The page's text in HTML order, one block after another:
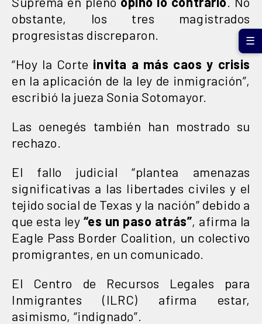
obstante, los tres magistrados
progresistas discreparon.
“Hoy la Corte invita a más caos y crisis
en la aplicación de la ley de inmigración”,
escribió la jueza Sonia Sotomayor.
Las oenegés también han mostrado su
rechazo.
El fallo judicial “plantea amenazas
significativas a las libertades civiles y el
tejido social de Texas y la nación” debido a
que esta ley “es un paso atrás”, afirma la
Eagle Pass Border Coalition, un colectivo
promigrantes, en un comunicado.
El Centro de Recursos Legales para
Inmigrantes (ILRC) afirma estar,
asimismo, “indignado”.
☰